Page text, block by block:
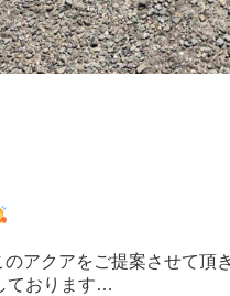
アクアをご提案させて頂
ております…